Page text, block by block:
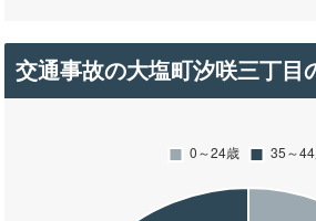
交通事故の大塩町汐咲三丁目